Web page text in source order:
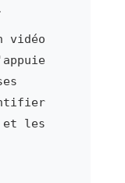
vidéo
et les